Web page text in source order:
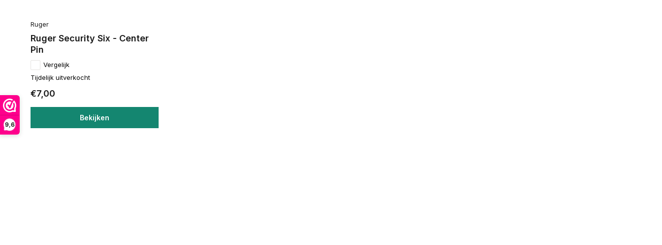
9,6
Ruger
Ruger Security Six - Center
Pin
Vergelijk
Tijdelijk uitverkocht
€7,00
Bekijken